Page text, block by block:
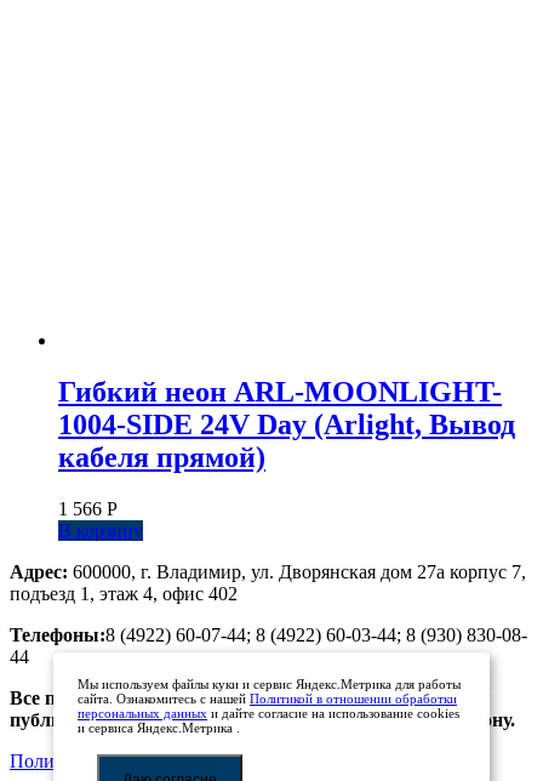
Гибкий неон ARL-MOONLIGHT-
1004-SIDE 24V Day (Arlight, Вывод
кабеля прямой)
1 566 Р
В корзину
Адрес: 600000, г. Владимир, ул. Дворянская дом 27а корпус 7,
подъезд 1, этаж 4, офис 402
Телефоны:8 (4922) 60-07-44; 8 (4922) 60-03-44; 8 (930) 830-08-
44
Все предложения, размещенные на сайте, не являются
публичной офертой. Просьба уточнять цены по телефону.
Политика обработки персональных данных
Мы используем файлы куки и сервис Яндекс.Метрика для работы
сайта. Ознакомитесь с нашей Политикой в отношении обработки
персональных данных и дайте согласие на использование cookies
и сервиса Яндекс.Метрика .